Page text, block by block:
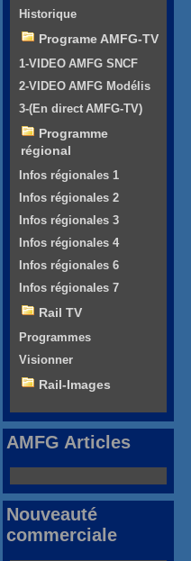
Historique
Programe AMFG-TV
1-VIDEO AMFG SNCF
2-VIDEO AMFG Modélis
3-(En direct AMFG-TV)
Programme
régional
Infos régionales 1
Infos régionales 2
Infos régionales 3
Infos régionales 4
Infos régionales 6
Infos régionales 7
Rail TV
Programmes
Visionner
Rail-Images
AMFG Articles
Nouveauté
commerciale